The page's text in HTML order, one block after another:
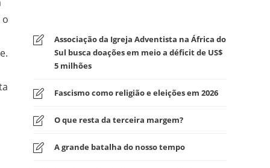
Associação da Igreja Adventista na África do
Sul busca doações em meio a déficit de US$
5 milhões
Fascismo como religião e eleições em 2026
O que resta da terceira margem?
A grande batalha do nosso tempo